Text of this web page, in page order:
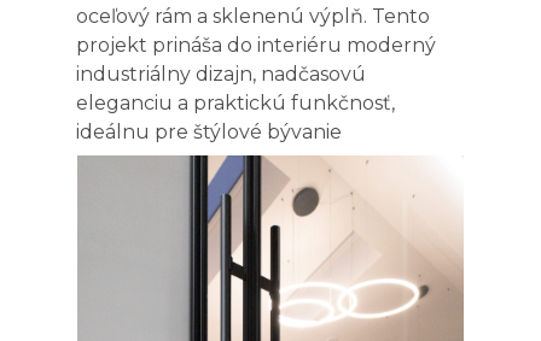
oceľový rám a sklenenú výplň. Tento
projekt prináša do interiéru moderný
industriálny dizajn, nadčasovú
eleganciu a praktickú funkčnosť,
ideálnu pre štýlové bývanie